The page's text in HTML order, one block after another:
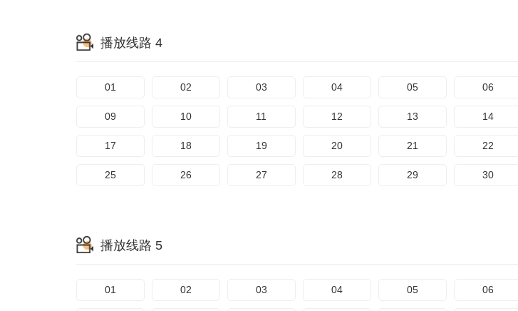
播放线路 4
01 02 03 04 05 06
09 10 11 12 13 14
17 18 19 20 21 22
25 26 27 28 29 30
播放线路 5
01 02 03 04 05 06